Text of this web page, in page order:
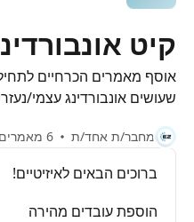
קיט
אוסף מאמרים הכרחיים
שעושים אונבורדינג עצמי/
מחבר/ת אחד/ת 6 מאמרים
ברוכים הבאים לאיזיטיים!
הוספת עובדים מהירה